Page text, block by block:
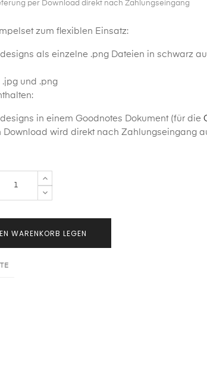
per Download direkt nach Zahlungseingang
zum flexiblen Einsatz:
als einzelne .png Dateien in schwarz
und .png
in einem Goodnotes Dokument (für die
Download wird direkt nach Zahlungseingang
WARENKORB LEGEN